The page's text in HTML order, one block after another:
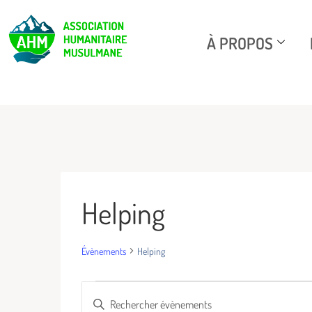
À PROPOS
Helping
Évènements Helping
Recherche
Saisir